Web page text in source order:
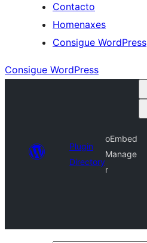
Contacto
Homenaxes
Consigue WordPress
Consigue WordPress
Plugin
Directory
oEmbed
Manage
r